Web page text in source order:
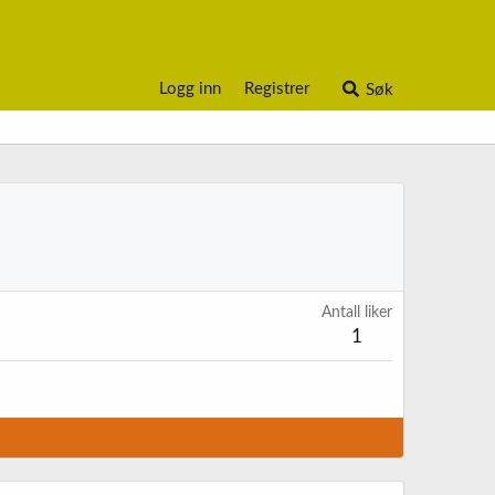
Logg inn Registrer Søk
Antall liker
1